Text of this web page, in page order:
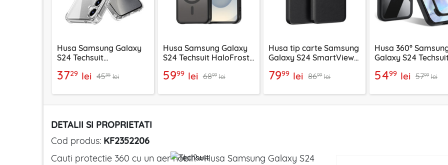
Husa Samsung Galaxy
S24 Techsuit
Silicone, transparenta
3729 lei 4535 lei
Husa Samsung Galaxy
S24 Techsuit HaloFrost
5999 lei 6899 lei
Husa tip carte Samsung
Galaxy S24 SmartView
7999 lei 8699 lei
Husa 360°
Galaxy S24
5499 lei 5799 lei
DETALII SI PROPRIETATI
Cod produs: KF2352206
Cauti protectie 360 cu un aer nobil?⭐Husa Samsung Galaxy S24